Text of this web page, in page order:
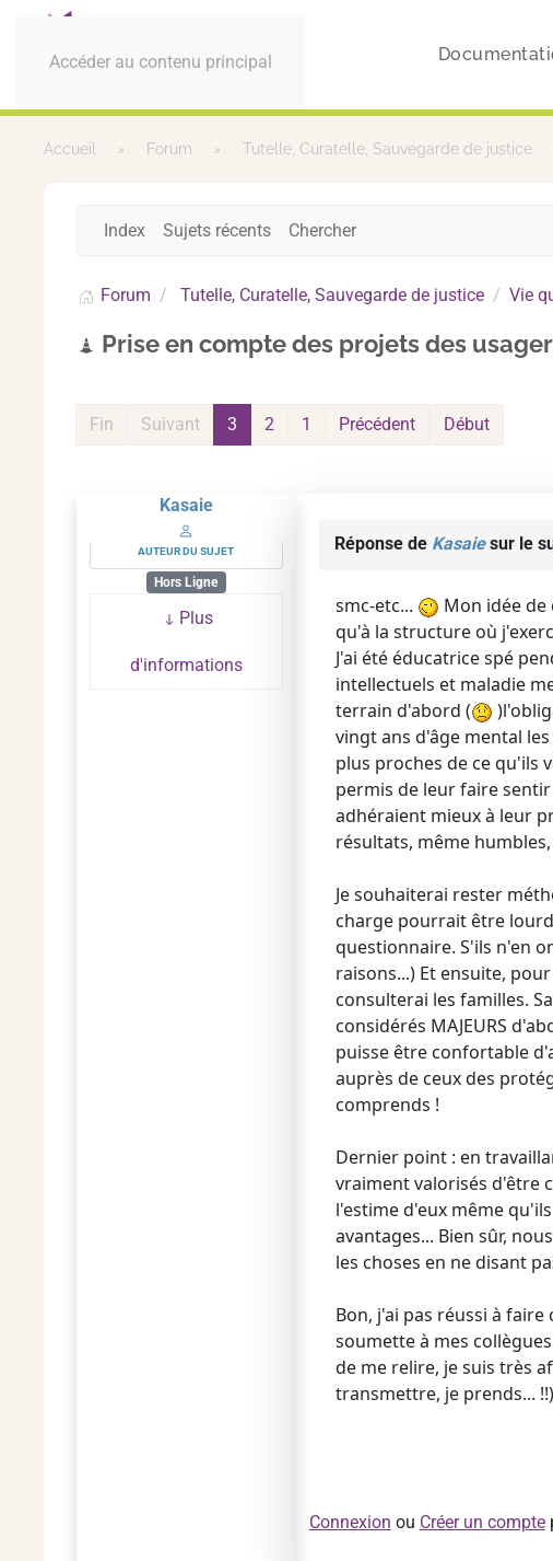
Accéder au contenu principal
Accueil Forum Tutelle, Curatelle, Sauvegarde de justice
Index Sujets récents Chercher
Forum Tutelle, Curatelle, Sauvegarde de justice Vie
Prise en compte des projets des
Début
Précédent
1
2
3
Suivant
Fin
Kasaie
AUTEUR DU SUJET
Hors Ligne
Plus
d'informations
Réponse de Kasaiesur le
smc-etc...
Mon idée
qu'à la structure où
J'ai été éducatrice spé
intellectuels et maladie
terrain d'abord (
vingt ans d'âge mental
plus proches de ce qu'ils
permis de leur faire sentir
adhéraient mieux à leur
résultats, même
Je souhaiterai rester
charge pourrait être
questionnaire. S'ils n'en
raisons...) Et ensuite,
consulterai les familles.
considérés MAJEURS
puisse être confortable
auprès de ceux des
comprends !
Dernier point : en
vraiment valorisés d'être
l'estime d'eux même
avantages... Bien sûr,
les choses en ne disant
Bon, j'ai pas réussi à
soumette à mes
de me relire, je suis très
transmettre, je prends... !!)
Connexion ou Créer un compte